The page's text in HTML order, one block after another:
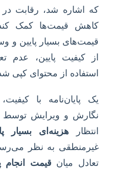
که اشاره شد، رقابت در
کاهش قیمت‌ها کمک کند.
قیمت‌های بسیار پایین و
از کیفیت پایین، عدم
استفاده از محتوای کپی
یک پایان‌نامه با
نگارش و ویرایش توسط
انتظار هزینه‌ای بسیار
غیرمنطقی به نظر
تعادل میان قیمت انجام